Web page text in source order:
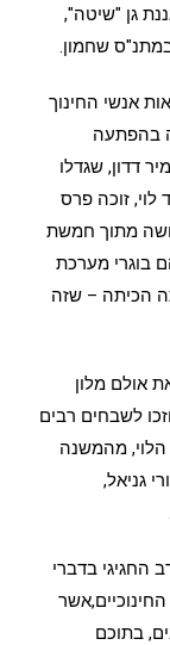
גן "שיטה",
שחמון.
אנשי החינוך
בהפתעה
דדון, שגדלו
לוי, זוכה פרס
מתוך חמשת
בוגרי מערכת
הכיתה – שזה
אולם מלון
לשבחים רבים
הלוי, מהמשנה
גניאל,
החגיגי בדברי
בתוכם